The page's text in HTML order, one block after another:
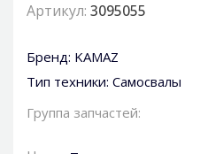
Артикул: 3095055
Бренд: KAMAZ
Тип техники: Самосвалы
Группа запчастей: